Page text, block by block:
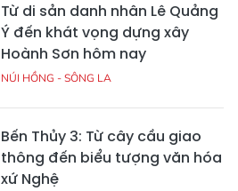
Từ di sản danh nhân Lê Quảng
Ý đến khát vọng dựng xây
Hoành Sơn hôm nay
NÚI HỒNG - SÔNG LA
Bến Thủy 3: Từ cây cầu giao
thông đến biểu tượng văn hóa
xứ Nghệ